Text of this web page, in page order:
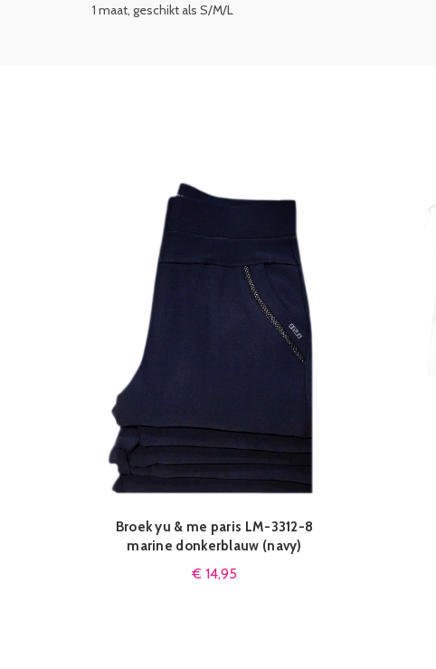
1 maat, geschikt als S/M/L
QUICK SHOP
Broek yu & me paris LM-3312-8
marine donkerblauw (navy)
€ 14,95